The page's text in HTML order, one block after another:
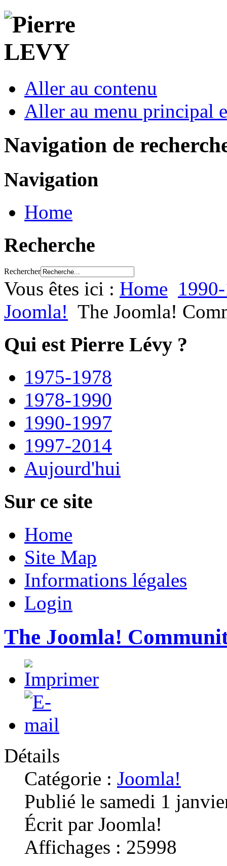
Aller au contenu
Aller au menu principal
Navigation de
Navigation
Home
Recherche
Rechercher
Vous êtes ici : Home
Joomla! The Joomla!
Qui est Pierre Lévy ?
1975-1978
1978-1990
1990-1997
1997-2014
Aujourd'hui
Sur ce site
Home
Site Map
Informations légales
Login
The Joomla!
Détails
Catégorie : Joomla!
Publié le samedi 1
Écrit par Joomla!
Affichages : 25998